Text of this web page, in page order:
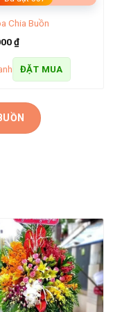
tươi chất lượng
luôn nghiên cứu và
tươi mới nhất phù
người có sự lựa
Chia Buồn
₫
ĐẶT MUA